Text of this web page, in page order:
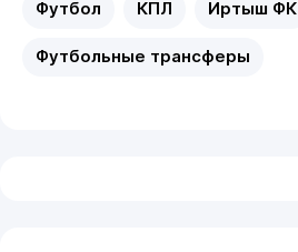
Футбол КПЛ Иртыш ФК
Футбольные трансферы